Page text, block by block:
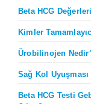
Beta HCG
Kimler
Ürobilinojen
Sağ Kol
Beta HCG Testi